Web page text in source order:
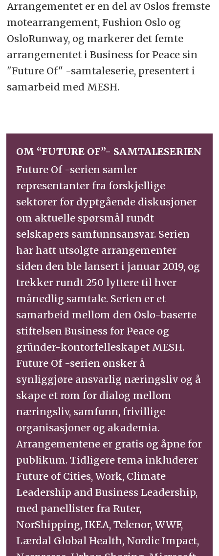
Arrangementet er en del av Oslos fremste
motearrangement, Fushion Oslo og
OsloRunway, og markerer det femte
arrangementet i Business for Peace sin
"Future Of" -samtaleserie, presentert i
samarbeid med MESH.
OM “FUTURE OF”- SAMTALESERIEN
Future Of -serien samler
representanter fra forskjellige
sektorer for dyptgående diskusjoner
om aktuelle spørsmål rundt
selskapers samfunnsansvar. Serien
har hatt utsolgte arrangementer
siden den ble lansert i januar 2019, og
trekker rundt 250 lyttere til hver
månedlig samtale. Serien er et
samarbeid mellom den Oslo-baserte
stiftelsen Business for Peace og
gründer-kontorfelleskapet MESH.
Future Of -serien ønsker å
synliggjøre ansvarlig næringsliv og å
skape et rom for dialog mellom
næringsliv, samfunn, frivillige
organisasjoner og akademia.
Arrangementene er gratis og åpne for
publikum. Tidligere tema inkluderer
Future of Cities, Work, Climate
Leadership and Business Leadership,
med panellister fra Ruter,
NorShipping, IKEA, Telenor, WWF,
Lærdal Global Health, Nordic Impact,